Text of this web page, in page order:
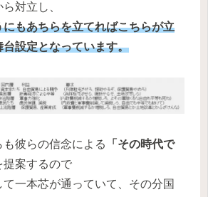
対立し、
もあちらを立てればこちらが立
設定となっています。
も彼らの信念による
「その時代で
提案するので
一本芯が通っていて、その分国